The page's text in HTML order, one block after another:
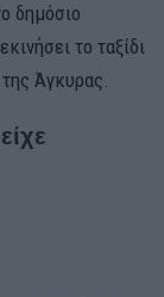
δημόσιο
το ταξίδι
Άγκυρας.